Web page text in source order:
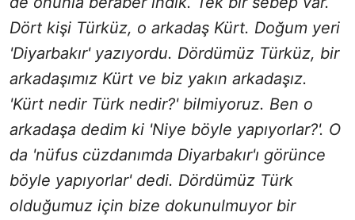
Dört kişi Türküz, o arkadaş Kürt. Doğum yeri
'Diyarbakır' yazıyordu. Dördümüz Türküz, bir
arkadaşımız Kürt ve biz yakın arkadaşız.
'Kürt nedir Türk nedir?' bilmiyoruz. Ben o
arkadaşa dedim ki 'Niye böyle yapıyorlar?'. O
da 'nüfus cüzdanımda Diyarbakır'ı görünce
böyle yapıyorlar' dedi. Dördümüz Türk
olduğumuz için bize dokunulmuyor bir